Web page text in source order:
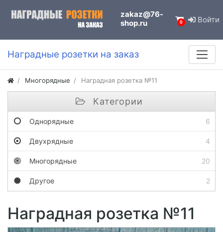
zakaz@76-
shop.ru
0 Войти
Наградные розетки на заказ
Многорядные Наградная розетка №11
Категории
6
Однорядные
4
Двухрядные
20
Многорядные
2
Другое
Наградная розетка №11